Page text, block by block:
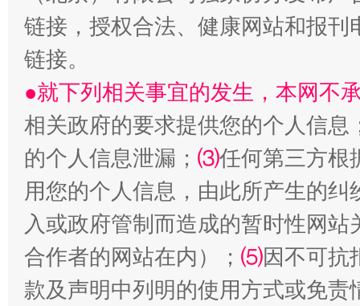
受贿1.44亿！段成刚被判无期 从幼
链接，授权合法、健康网站和报
链接。
●就下列相关事宜的发生，本网不
相关政府的要求提供您的个人信息
的个人信息泄漏； ⑶任何第三方根
用您的个人信息，由此所产生的纠
入或政府管制而造成的暂时性网
合作者的网站在内）； ⑸因不可抗
款及声明中列明的使用方式或免责